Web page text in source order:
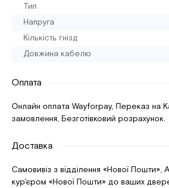
Тип
Напруга
Кількість гнізд
Довжина кабелю
Оплата
Онлайн оплата Wayforpay, Переказ на
замовлення, Безготівковий розрахунок.
Доставка
Самовивіз з відділення «Нової
кур'єром «Нової Пошти» до ваших